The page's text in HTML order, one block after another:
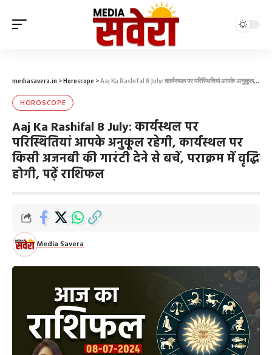
mediasavera.in >Horoscope >Aaj Ka Rashifal 8 July: कार्यस्थल पर परिस्थितियां आपके अनुकूल रहेगी, कार्यस्थल पर किसी अजनबी की गारंटी देने से बचें, पराक्रम में वृद्धि होगी, पढ़ें राशिफल
HOROSCOPE
Aaj Ka Rashifal 8 July: कार्यस्थल पर
परिस्थितियां आपके अनुकूल रहेगी, कार्यस्थल पर
किसी अजनबी की गारंटी देने से बचें, पराक्रम में वृद्धि
होगी, पढ़ें राशिफल
Media Savera